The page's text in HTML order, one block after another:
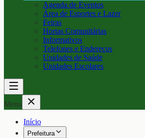
Agenda de Eventos
Área de Esportes e Lazer
Feiras
Hortas Comunitárias
Informativos
Telefones e Endereços
Unidades de Saúde
Unidades Escolares
Menu
Início
Prefeitura